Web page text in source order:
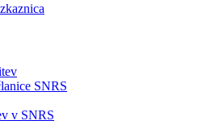
SNRS
v SNRS